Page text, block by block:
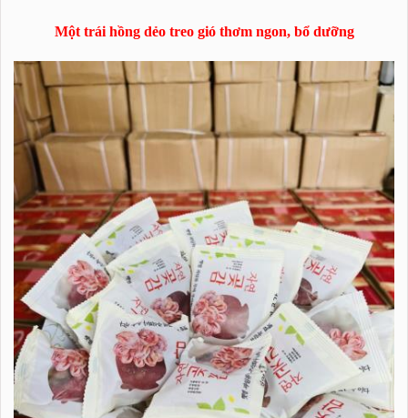
Một trái hồng dẻo treo gió thơm ngon, bổ dưỡng